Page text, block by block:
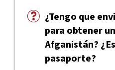
¿Tengo que
para obtener
Afganistán?
pasaporte?